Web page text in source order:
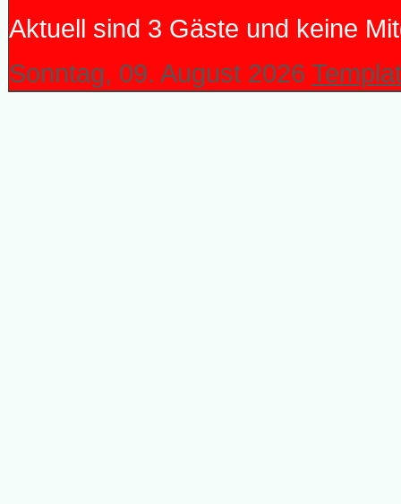
Aktuell sind 3 Gäste und keine
Sonntag, 09. August 2026